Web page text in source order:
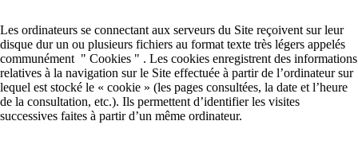
Les ordinateurs se connectant aux serveurs du Site reçoivent sur leur
disque dur un ou plusieurs fichiers au format texte très légers appelés
communément " Cookies " . Les cookies enregistrent des informations
relatives à la navigation sur le Site effectuée à partir de l’ordinateur sur
lequel est stocké le « cookie » (les pages consultées, la date et l’heure
de la consultation, etc.). Ils permettent d’identifier les visites
successives faites à partir d’un même ordinateur.